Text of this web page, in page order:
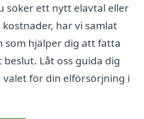
söker ett nytt elavtal eller
har vi samlat
som hjälper dig att fatta
Låt oss guida dig
valet för din elförsörjning i